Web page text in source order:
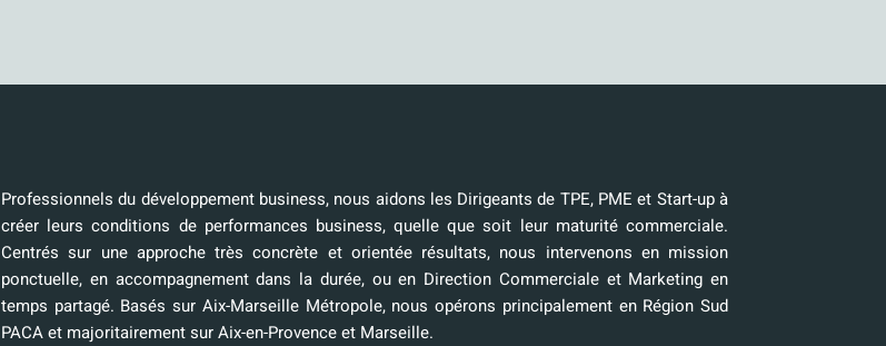
Professionnels du développement business, nous aidons les Dirigeants de TPE, PME et Start-up à
créer leurs conditions de performances business, quelle que soit leur maturité commerciale.
Centrés sur une approche très concrète et orientée résultats, nous intervenons en mission
ponctuelle, en accompagnement dans la durée, ou en Direction Commerciale et Marketing en
temps partagé. Basés sur Aix-Marseille Métropole, nous opérons principalement en Région Sud
PACA et majoritairement sur Aix-en-Provence et Marseille.